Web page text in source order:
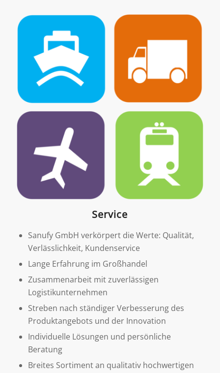
Service
Sanufy GmbH verkörpert die Werte: Qualität,
Verlässlichkeit, Kundenservice
Lange Erfahrung im Großhandel
Zusammenarbeit mit zuverlässigen
Logistikunternehmen
Streben nach ständiger Verbesserung des
Produktangebots und der Innovation
Individuelle Lösungen und persönliche
Beratung
Breites Sortiment an qualitativ hochwertigen